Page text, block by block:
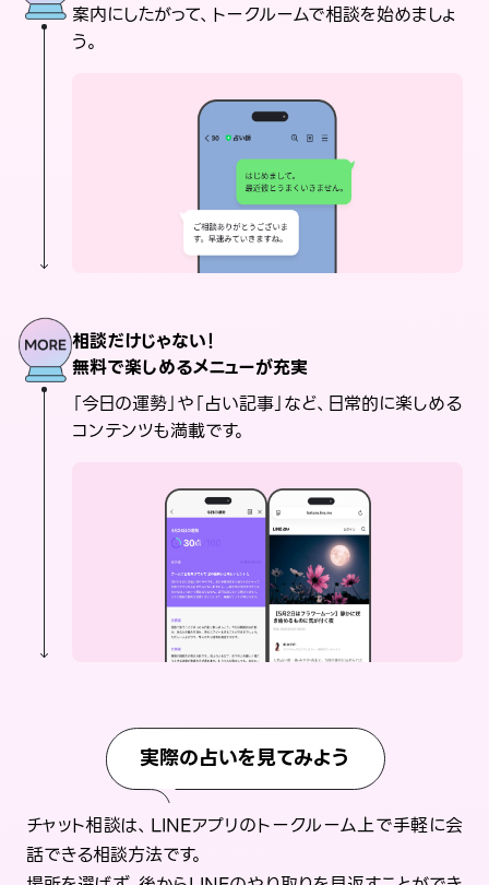
案内にしたがって、トークルームで相談を始めましょ
う。
相談だけじゃない！
無料で楽しめるメニューが充実
「今日の運勢」や「占い記事」など、日常的に楽しめる
コンテンツも満載です。
実際の占いを見てみよう
チャット相談は、LINEアプリのトークルーム上で手軽に会
話できる相談方法です。